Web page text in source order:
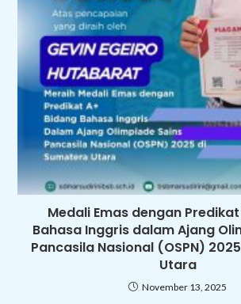
Medali Emas dengan
Bahasa Inggris dalam Ajang
Pancasila Nasional (OSPN)
Utara
November 13, 2025